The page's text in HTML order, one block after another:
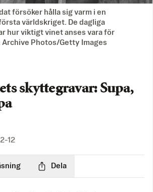
försöker hålla sig varm i en
världskriget. De dagliga
hur viktigt vinet anses vara för
Photos/Getty Images
skyttegravar: Supa,
12
Dela